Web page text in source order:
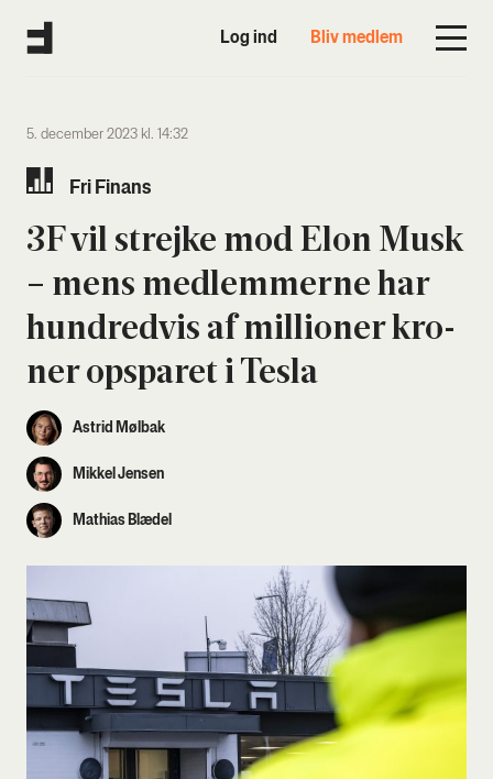
Log ind Bliv medlem
5. december 2023 kl. 14:32
Fri Finans
3F vil strej­ke mod Elon Musk
– mens med­lem­mer­ne har
hund­red­vis af mil­li­o­ner kro­
ner opspa­ret i Tesla
Astrid Mølbak
Mikkel Jensen
Mathias Blædel